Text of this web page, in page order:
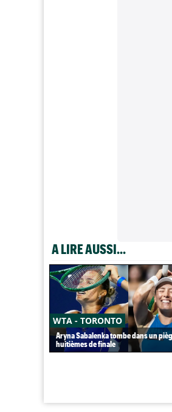
A LIRE AUSSI...
WTA - TORONTO
Aryna Sabalenka tombe dans un
huitièmes de finale